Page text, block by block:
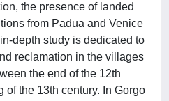
the presence of landed
from Padua and Venice
depth study is dedicated to
reclamation in the villages
the end of the 12th
of the 13th century. In Gorgo